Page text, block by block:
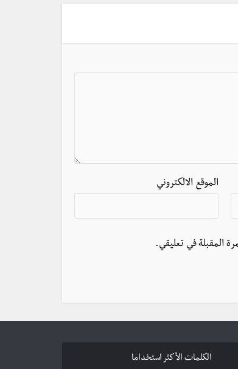
الموقع الالكتروني
المقبلة في تعليقي.
الكلمات الأكثر استخداما